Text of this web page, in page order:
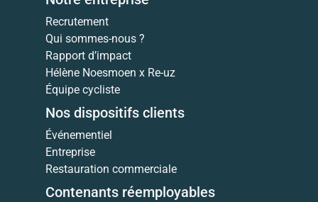
Recrutement
Qui sommes-nous ?
Rapport d’impact
Hélène Noesmoen x Re-uz
Équipe cycliste
Nos dispositifs clients
Événementiel
Entreprise
Restauration commerciale
Contenants réemployables